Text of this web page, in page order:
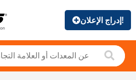
إدراج الإعلان!